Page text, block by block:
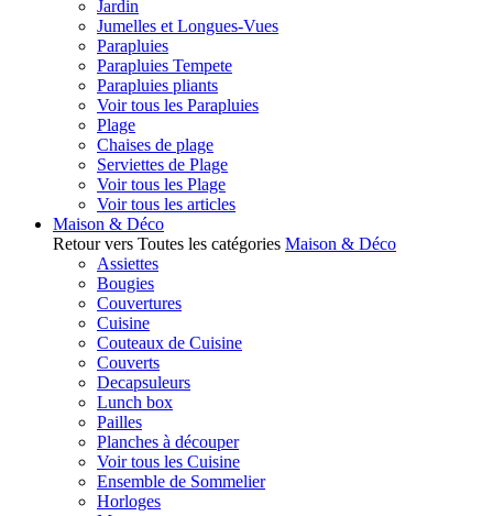
Jardin
Jumelles et Longues-Vues
Parapluies
Parapluies Tempete
Parapluies pliants
Voir tous les Parapluies
Plage
Chaises de plage
Serviettes de Plage
Voir tous les Plage
Voir tous les articles
Maison & Déco
Retour vers Toutes les catégories Maison & Déco
Assiettes
Bougies
Couvertures
Cuisine
Couteaux de Cuisine
Couverts
Decapsuleurs
Lunch box
Pailles
Planches à découper
Voir tous les Cuisine
Ensemble de Sommelier
Horloges